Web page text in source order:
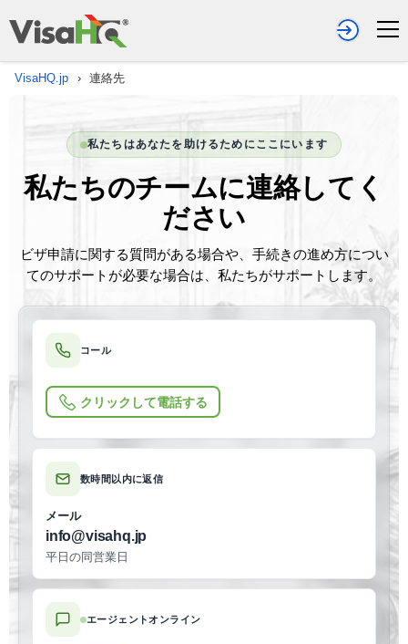
VisaHQ.jp › 連絡先
私たちはあなたを助けるためにここにいます
私たちのチームに連絡してく
ださい
ビザ申請に関する質問がある場合や、手続きの進め方につい
てのサポートが必要な場合は、私たちがサポートします。
コール
クリックして電話する
数時間以内に返信
メール
info@visahq.jp
平日の同営業日
エージェントオンライン